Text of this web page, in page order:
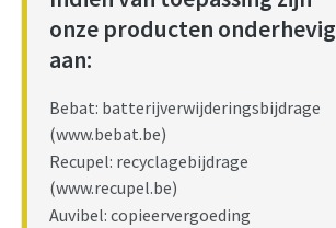
onze producten onderhevig
aan:
Bebat: batterijverwijderingsbijdrage
(www.bebat.be)
Recupel: recyclagebijdrage
(www.recupel.be)
Auvibel: copieervergoeding